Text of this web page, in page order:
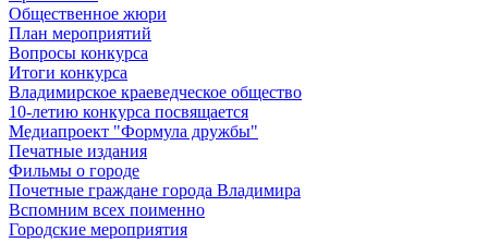
Общественное жюри
План мероприятий
Вопросы конкурса
Итоги конкурса
Владимирское краеведческое общество
10-летию конкурса посвящается
Медиапроект "Формула дружбы"
Печатные издания
Фильмы о городе
Почетные граждане города Владимира
Вспомним всех поименно
Городские мероприятия